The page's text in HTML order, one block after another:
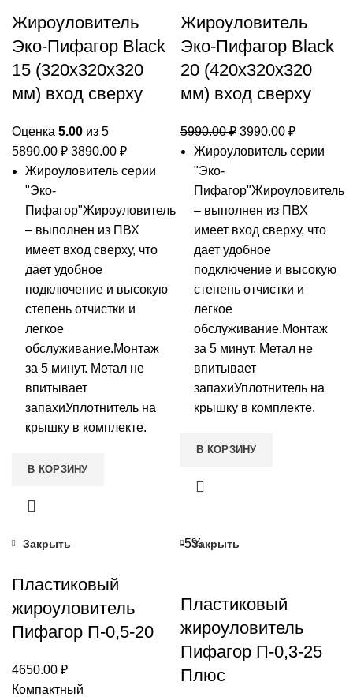
Жироуловитель
Эко-Пифагор Black
15 (320х320х320
мм) вход сверху
Оценка 5.00 из 5
5890.00₽ Первоначальная
цена
5890.00 ₽.
3890.00 ₽Текущая
цена:
Жироуловитель серии
"Эко-
Пифагор"Жироуловитель
– выполнен из ПВХ
имеет вход сверху, что
дает удобное
подключение и высокую
степень отчистки и
легкое
обслуживание.Монтаж
за 5 минут. Метал не
впитывает
запахиУплотнитель на
крышку в комплекте.
В КОРЗИНУ
Жироуловитель
Эко-Пифагор Black
20 (420х320х320
мм) вход сверху
5990.00₽ Первоначальная
цена
5990.00 ₽.
3990.00 ₽Текущая
цена:
Жироуловитель серии
"Эко-
Пифагор"Жироуловитель
– выполнен из ПВХ
имеет вход сверху, что
дает удобное
подключение и высокую
степень отчистки и
легкое
обслуживание.Монтаж
за 5 минут. Метал не
впитывает
запахиУплотнитель на
крышку в комплекте.
В КОРЗИНУ
Закрыть
Пластиковый
жироуловитель
Пифагор П-0,5-20
4650.00 ₽
Компактный
-5%Закрыть
Пластиковый
жироуловитель
Пифагор П-0,3-25
Плюс